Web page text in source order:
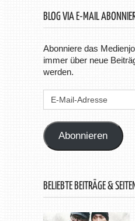
BLOG VIA E-MAIL
Abonniere das
immer über neue
werden.
Abonnieren
BELIEBTE BEITRÄGE &